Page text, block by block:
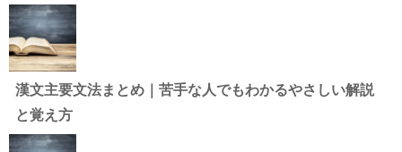
漢文主要文法まとめ｜苦手な人でもわかるやさしい解説
と覚え方